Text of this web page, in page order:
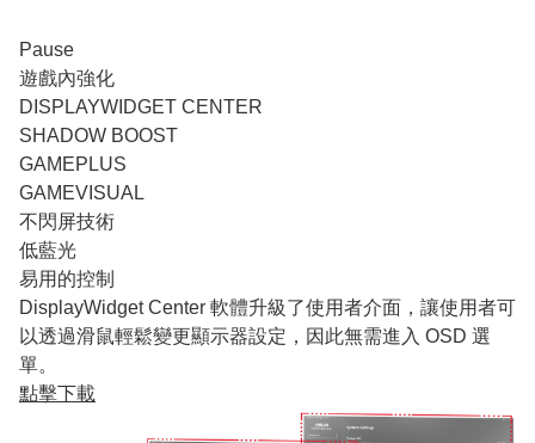
Pause
遊戲內強化
DISPLAYWIDGET CENTER
SHADOW BOOST
GAMEPLUS
GAMEVISUAL
不閃屏技術
低藍光
易用的控制
DisplayWidget Center 軟體升級了使用者介面，讓使用者可
以透過滑鼠輕鬆變更顯示器設定，因此無需進入 OSD 選
單。
點擊下載